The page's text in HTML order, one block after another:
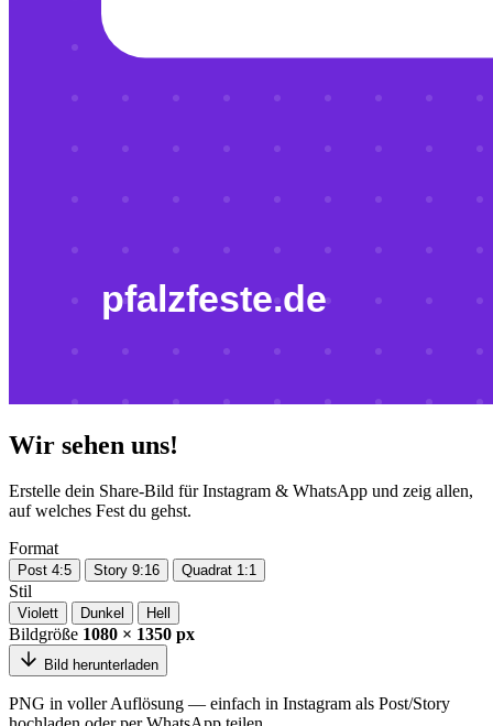
Wir sehen uns!
Erstelle dein Share-Bild für Instagram & WhatsApp und zeig allen,
auf welches Fest du gehst.
Format
Post 4:5 Story 9:16 Quadrat 1:1
Stil
Violett Dunkel Hell
Bildgröße 1080 × 1350 px
Bild herunterladen
PNG in voller Auflösung — einfach in Instagram als Post/Story